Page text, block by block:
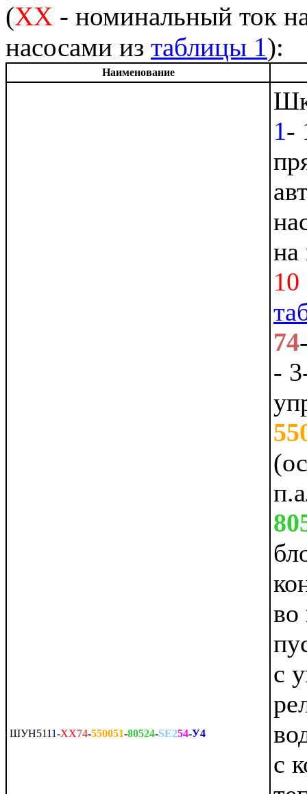
(XX - номинальный ток
насосами из таблицы 1):
Наименование
ШУН5111-ХХ74-550051-80524-SE254-У4
1-
на
74
-
во
с
с